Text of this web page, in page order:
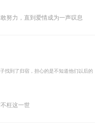
努力，直到爱情成为一声叹息
找到了归宿，担心的是不知道他们以后的
枉这一世